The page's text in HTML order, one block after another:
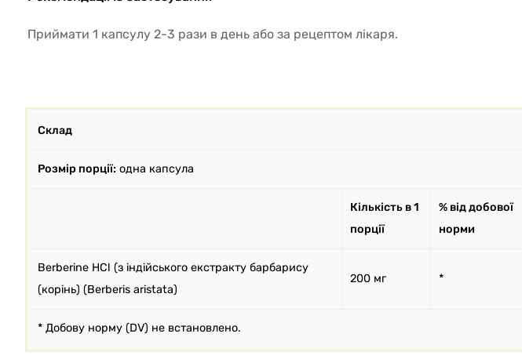
Приймати 1 капсулу 2-3 рази в день або за рецептом лікаря.
Склад
Розмір порції: одна капсула
Кількість в 1
порції
% від добової
норми
Berberine HCl (з індійського екстракту барбарису
(корінь) (Berberis aristata)
200 мг *
* Добову норму (DV) не встановлено.